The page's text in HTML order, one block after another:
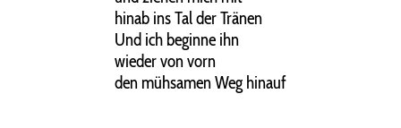
hinab ins Tal der Tränen
Und ich beginne ihn
wieder von vorn
den mühsamen Weg hinauf